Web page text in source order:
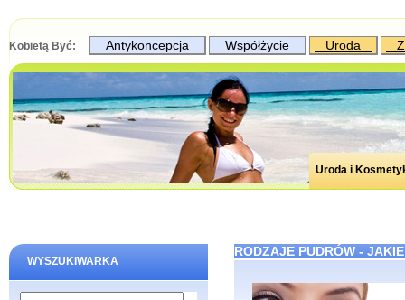
Kobietą Być: Antykoncepcja Współżycie Uroda
Uroda i
WYSZUKIWARKA
RODZAJE PUDRÓW -